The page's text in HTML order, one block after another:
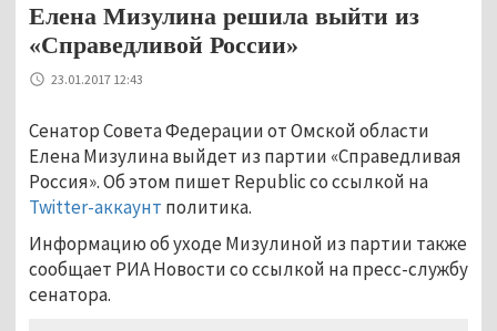
Елена Мизулина решила выйти из
«Справедливой России»
23.01.2017 12:43
Сенатор Совета Федерации от Омской области
Елена Мизулина выйдет из партии «Справедливая
Россия». Об этом пишет Republic со ссылкой на
Twitter-аккаунт политика.
Информацию об уходе Мизулиной из партии также
сообщает РИА Новости со ссылкой на пресс-службу
сенатора.